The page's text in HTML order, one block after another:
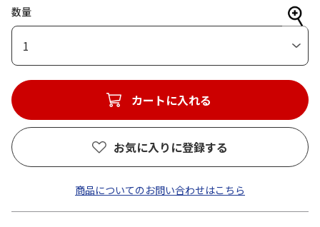
数量
1
カートに入れる
お気に入りに登録する
商品についてのお問い合わせはこちら